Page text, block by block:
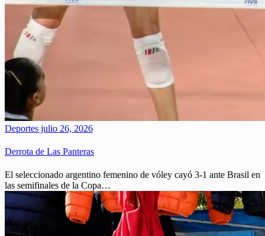
Deportes julio 26, 2026
Derrota de Las Panteras
El seleccionado argentino femenino de vóley cayó 3-1 ante Brasil en
las semifinales de la Copa…